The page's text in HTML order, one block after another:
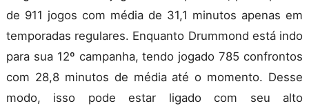
de 911 jogos com média de 31,1 minutos apenas em
temporadas regulares. Enquanto Drummond está indo
para sua 12º campanha, tendo jogado 785 confrontos
com 28,8 minutos de média até o momento. Desse
modo, isso pode estar ligado com seu alto